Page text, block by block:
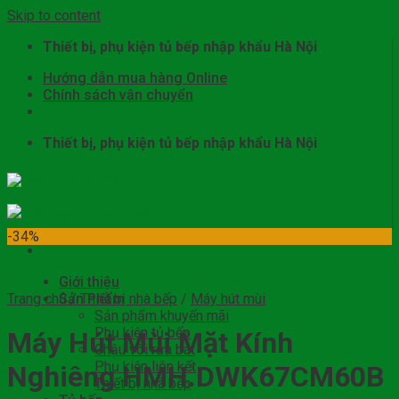
Skip to content
Thiết bị, phụ kiện tủ bếp nhập khẩu Hà Nội
Hướng dẫn mua hàng Online
Chính sách vận chuyển
Thiết bị, phụ kiện tủ bếp nhập khẩu Hà Nội
Giới thiệu
Sản Phẩm
Sản phẩm khuyến mãi
Phụ kiện tủ bếp
Chậu vòi rửa bát
Phụ kiện liên kết
Thiết bị nhà bếp
-34%
Trang chủ / Thiết bị nhà bếp / Máy hút mùi
Máy Hút Mùi Mặt Kính
Nghiêng HMH.DWK67CM60B